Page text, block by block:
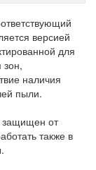
версией
для
зон,
наличия
пыли.
защищен от
также в